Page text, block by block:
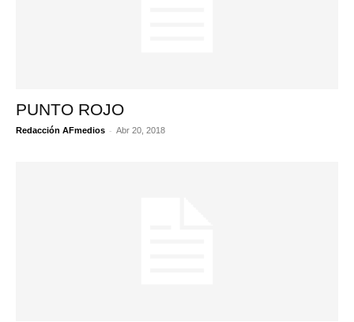
PUNTO ROJO
Redacción AFmedios - Abr 20, 2018